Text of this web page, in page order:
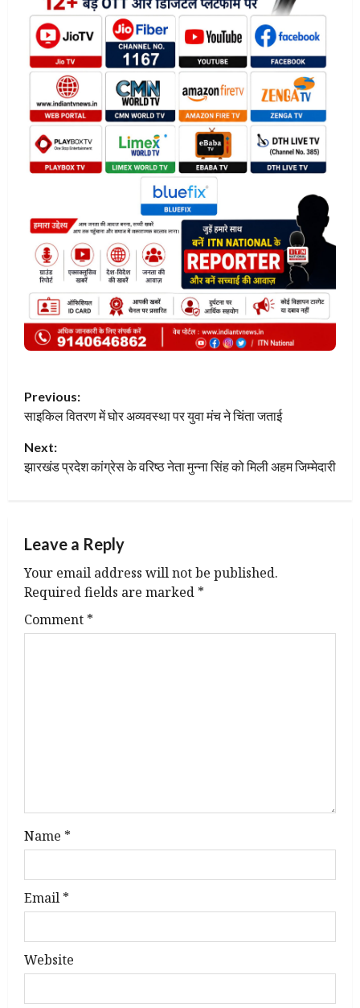
P
o
s
a
v
i
n
Previous:
साइकिल वितरण में घोर अव्यवस्था पर युवा मंच ने चिंता जताई
Next:
झारखंड प्रदेश कांग्रेस के वरिष्ठ नेता मुन्ना सिंह को मिली अहम जिम्मेदारी
Leave a Reply
Your email address will not be published.
Required fields are marked *
Comment *
Name *
Email *
Website